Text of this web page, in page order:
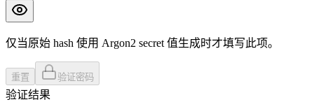
仅当原始 hash 使用 Argon2 secret 值生成时才填写此项。
重置 验证密码
验证结果